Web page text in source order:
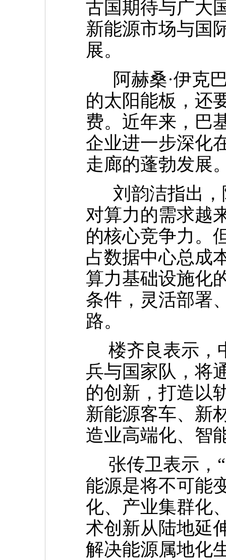
古国期待与广大
新能源市场与国
展。
阿赫桑·伊克巴
的太阳能板，还
费。近年来，巴
企业进一步深化
走廊的蓬勃发展
刘韵洁指出，
对算力的需求越
的核心竞争力。
占数据中心总成
算力基础设施化
条件，灵活部署
路。
楼齐良表示，
兵与国家队，将
的创新，打造以
新能源客车、新
造业高端化、智
张传卫表示，“
能源是将不可能
化、产业集群化
术创新从陆地延
解决能源属地化